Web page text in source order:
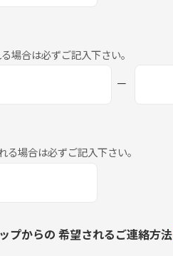
場合は必ずご記入下さい。
－
場合は必ずご記入下さい。
プからの 希望されるご連絡方法